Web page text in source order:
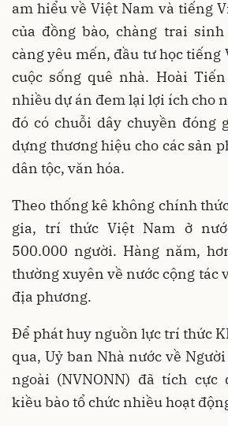
am hiểu về Việt Nam và tiếng
của đồng bào, chàng trai
càng yêu mến, đầu tư học tiếng
cuộc sống quê nhà. Hoài
nhiều dự án đem lại lợi ích cho
đó có chuỗi dây chuyền đóng
dựng thương hiệu cho các sản
dân tộc, văn hóa.
Theo thống kê không chính
gia, trí thức Việt Nam ở
500.000 người. Hàng năm,
thường xuyên về nước cộng tác
địa phương.
Để phát huy nguồn lực trí thức
qua, Uỷ ban Nhà nước về
ngoài (NVNONN) đã tích cực
kiều bào tổ chức nhiều hoạt